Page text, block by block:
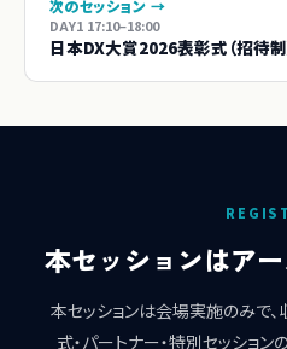
次のセッション →
DAY1 17:10–18:00
日本DX大賞2026表彰式（招待制
本セッションはア
本セッションは会場実施のみで、
式・パートナー・特別セッション